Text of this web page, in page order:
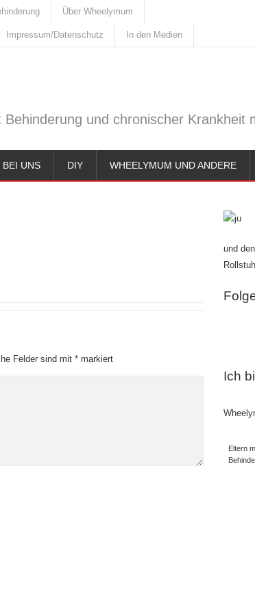
Über Wheelymum
Impressum/Datenschutz In den Medien
und chronischer Krankheit
BEI UNS DIY WHEELYMUM UND ANDERE
Felder sind mit * markiert
und
Ich
Eltern